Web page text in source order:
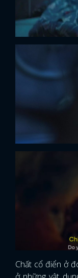
Chất cổ điển ở